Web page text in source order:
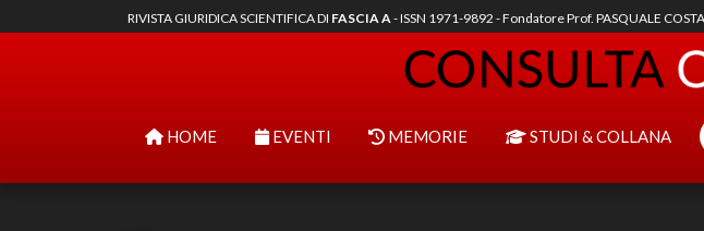
RIVISTA GIURIDICA SCIENTIFICA DI FASCIA A- ISSN 1971-9892 - Fondatore Prof. PASQUALE
HOME EVENTI MEMORIE STUDI & COLLANA